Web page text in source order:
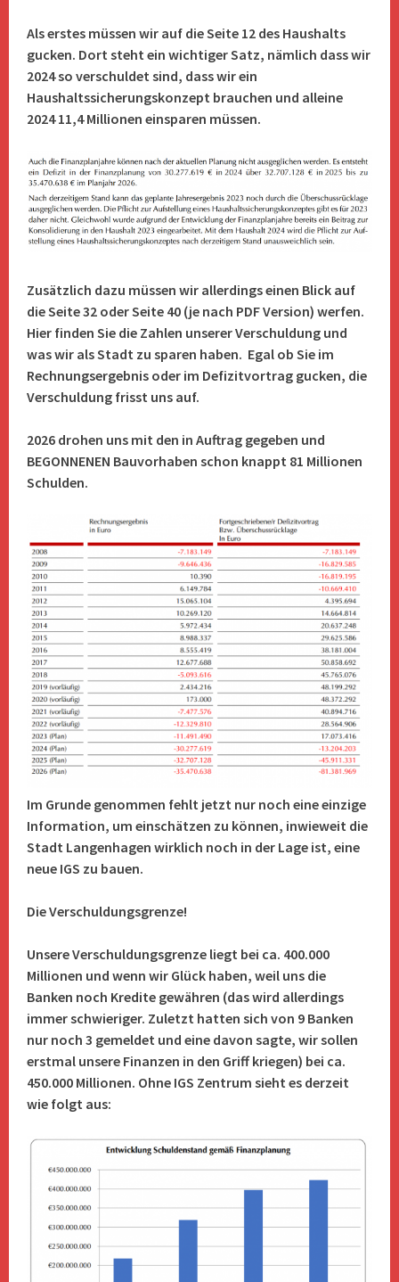
Als erstes müssen wir auf die Seite 12 des Haushalts
gucken. Dort steht ein wichtiger Satz, nämlich dass wir
2024 so verschuldet sind, dass wir ein
Haushaltssicherungskonzept brauchen und alleine
2024 11,4 Millionen einsparen müssen.
Zusätzlich dazu müssen wir allerdings einen Blick auf
die Seite 32 oder Seite 40 (je nach PDF Version) werfen.
Hier finden Sie die Zahlen unserer Verschuldung und
was wir als Stadt zu sparen haben. Egal ob Sie im
Rechnungsergebnis oder im Defizitvortrag gucken, die
Verschuldung frisst uns auf.
2026 drohen uns mit den in Auftrag gegeben und
BEGONNENEN Bauvorhaben schon knappt 81 Millionen
Schulden.
Im Grunde genommen fehlt jetzt nur noch eine einzige
Information, um einschätzen zu können, inwieweit die
Stadt Langenhagen wirklich noch in der Lage ist, eine
neue IGS zu bauen.
Die Verschuldungsgrenze!
Unsere Verschuldungsgrenze liegt bei ca. 400.000
Millionen und wenn wir Glück haben, weil uns die
Banken noch Kredite gewähren (das wird allerdings
immer schwieriger. Zuletzt hatten sich von 9 Banken
nur noch 3 gemeldet und eine davon sagte, wir sollen
erstmal unsere Finanzen in den Griff kriegen) bei ca.
450.000 Millionen. Ohne IGS Zentrum sieht es derzeit
wie folgt aus: